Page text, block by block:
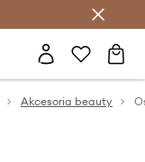
Akcesoria beauty